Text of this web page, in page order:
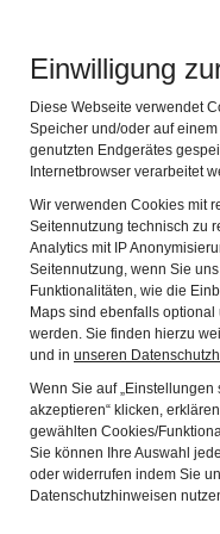
Einwilligung
Diese Webseite verwendet
Speicher und/oder auf
genutzten Endgerätes
Internetbrowser verarbeitet
Wir verwenden Cookies mit
Seitennutzung technisch zu
Analytics mit IP
Seitennutzung, wenn Sie
Funktionalitäten, wie die
Maps sind ebenfalls
werden. Sie finden hierzu
und in unseren
Wenn Sie auf „Einstellungen
akzeptieren“ klicken,
gewählten Cookies/
Sie können Ihre Auswahl
oder widerrufen indem Sie
Datenschutzhinweisen
Museen inklusive!
in Bayern
Kontakt
Wenn Sie mehr über
Angebote erfahren
Kontaktmöglichkeiten
Museumswebsite.
Alle Museen finden
dieser Website.